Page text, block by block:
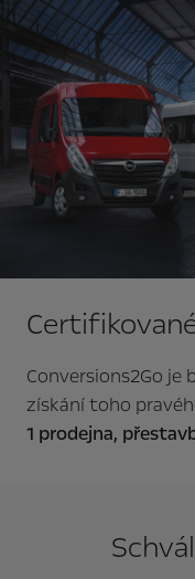
Conversions2Go je
získání toho
1 prodejna,